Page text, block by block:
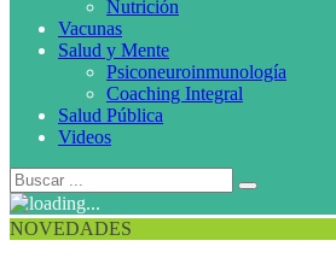
Nutrición
Vacunas
Salud y Mente
Psiconeuroinmunología
Coaching Integral
Salud Pública
Videos
NOVEDADES